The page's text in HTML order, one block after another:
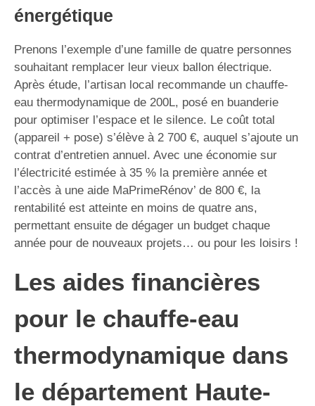
énergétique
Prenons l’exemple d’une famille de quatre personnes
souhaitant remplacer leur vieux ballon électrique.
Après étude, l’artisan local recommande un chauffe-
eau thermodynamique de 200L, posé en buanderie
pour optimiser l’espace et le silence. Le coût total
(appareil + pose) s’élève à 2 700 €, auquel s’ajoute un
contrat d’entretien annuel. Avec une économie sur
l’électricité estimée à 35 % la première année et
l’accès à une aide MaPrimeRénov’ de 800 €, la
rentabilité est atteinte en moins de quatre ans,
permettant ensuite de dégager un budget chaque
année pour de nouveaux projets… ou pour les loisirs !
Les aides financières
pour le chauffe-eau
thermodynamique dans
le département Haute-